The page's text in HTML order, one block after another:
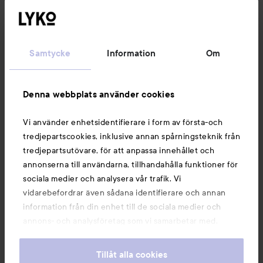
Samtycke Information Om
Denna webbplats använder cookies
Vi använder enhetsidentifierare i form av första-och
tredjepartscookies, inklusive annan spårningsteknik från
tredjepartsutövare, för att anpassa innehållet och
annonserna till användarna, tillhandahålla funktioner för
sociala medier och analysera vår trafik. Vi
vidarebefordrar även sådana identifierare och annan
information från din enhet till de sociala medier och
annons- och analysföretag som vi samarbetar med.
information som du har tillhandahållit eller som de har
Tillåt alla cookies
Kundservice
Information
Du kanske också gillar